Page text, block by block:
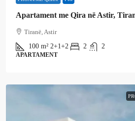
Apartament me Qira në Astir,
Tiranë, Astir
100 m² 2+1+2 2 2
APARTAMENT